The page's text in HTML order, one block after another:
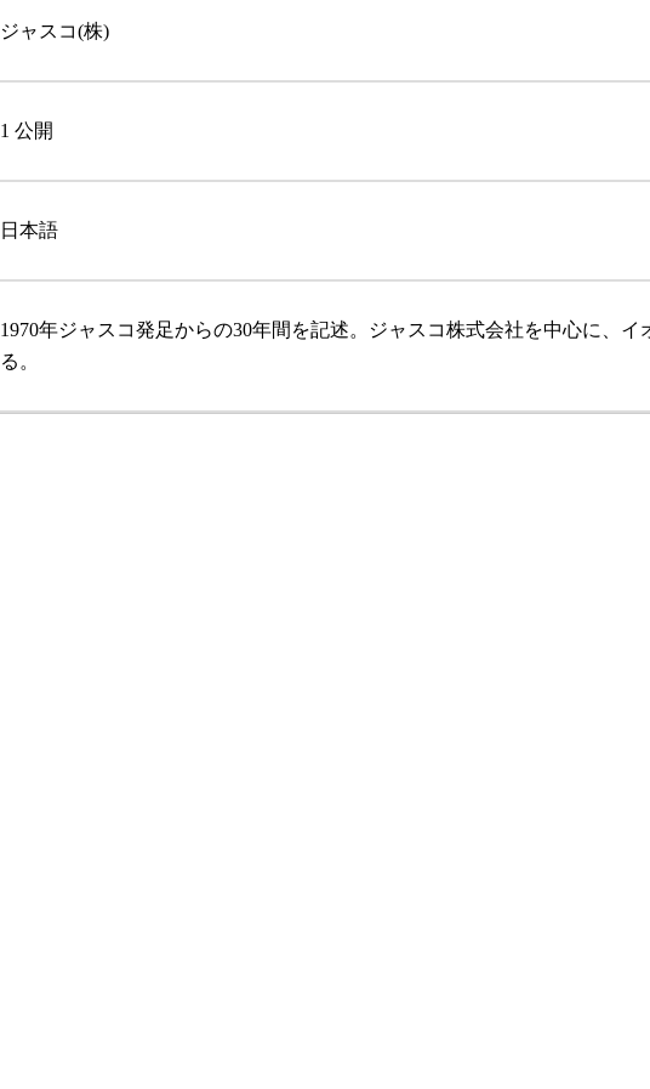
ジャスコ(株)
1 公開
日本語
1970年ジャスコ発足からの30年間を記述。ジャスコ株式会社を中心に、
る。